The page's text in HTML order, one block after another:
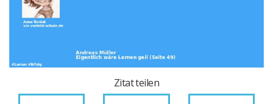
Zitat teilen